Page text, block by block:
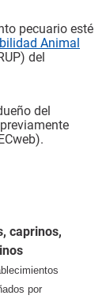
pecuario esté
Animal
del
del
caprinos,
por